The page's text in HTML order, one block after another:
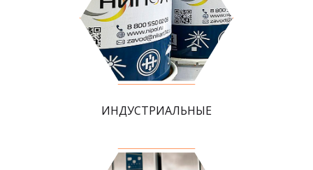
ИНДУСТРИАЛЬНЫЕ